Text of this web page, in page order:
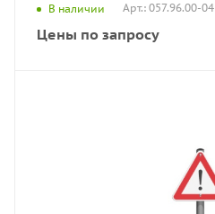
В наличии Арт.: 057.96.00-04
Цены по запросу